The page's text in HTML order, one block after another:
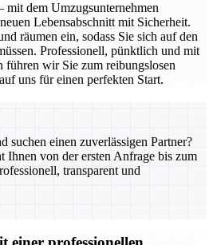
dem Umzugsunternehmen
Lebensabschnitt mit Sicherheit.
räumen ein, sodass Sie sich auf den
Professionell, pünktlich und mit
führen wir Sie zum reibungslosen
uns für einen perfekten Start.
suchen einen zuverlässigen Partner?
Ihnen von der ersten Anfrage bis zum
transparent und